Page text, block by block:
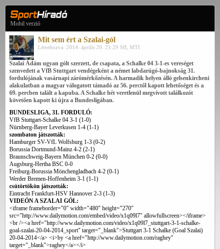
Mobil verzió
Mit sem ért a Szalai-gól
Létrehozva: 2014. április 20. 21:29 SH, MTI
Szalai Ádám ugyan gólt szerzett, de csapata, a Schalke 04 3-1-es vereséget
szenvedett a VfB Stuttgart vendégeként a német labdarúgó-bajnokság 31.
fordulójának vasárnapi zárómérkőzésén. A harmadik helyen álló gelsenkircheni
alakulatban a magyar válogatott támadó az 56. perctől kapott lehetőséget és a
69. percben talált a kapuba. A Schalke hét veretlenül megvívott találkozót
követően kapott ki újra a Bundesligában.
BUNDESLIGA, 31. FORDULÓ:
VfB Stuttgart-Schalke 04 3-1 (1-0)
Nürnberg-Bayer Leverkusen 1-4 (1-1)
szombaton játszották:
Hamburger SV-VfL Wolfsburg 1-3 (0-2)
Borussia Dortmund-Mainz 4-2 (2-1)
Braunschweig-Bayern München 0-2 (0-0)
Augsburg-Hertha BSC 0-0
Freiburg-Borussia Mönchengladbach 4-2 (0-1)
Werder Bremen-Hoffenheim 3-1 (1-1)
csütörtökön játszották:
Eintracht Frankfurt-HSV Hannover 2-3 (1-3)
VIDEÓN A SZALAI GÓL:
<iframe frameborder="0" width="480" height="270"
src="http://www.dailymotion.com/embed/video/x1q09l7" allowfullscreen></iframe>
<br /><a href="http://www.dailymotion.com/video/x1q09l7_stuttgart-3-1-schalke-
goal-szalai-20-04-2014_sport" target="_blank">Stuttgart 3-1 Schalke (Goal Szalai)
20-04-2014</a> <i>by <a href="http://www.dailymotion.com/raghey"
target="_blank">raghey</a></i>